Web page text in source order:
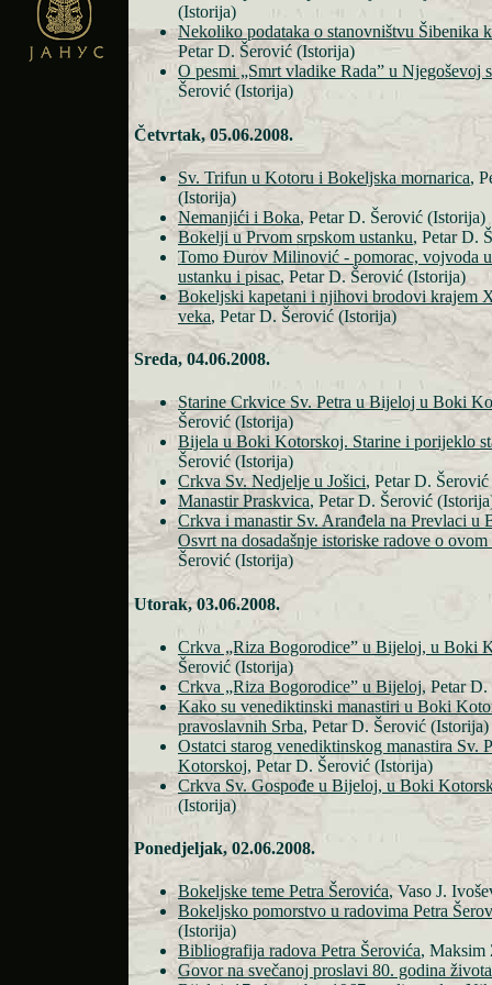
(Istorija)
Nekoliko podataka o stanovništvu Šibenika
Petar D. Šerović (Istorija)
O pesmi „Smrt vladike Rada” u Njegoševoj
Šerović (Istorija)
Četvrtak, 05.06.2008.
Sv. Trifun u Kotoru i Bokeljska mornarica,
(Istorija)
Nemanjići i Boka, Petar D. Šerović (Istorija)
Bokelji u Prvom srpskom ustanku, Petar D.
Tomo Đurov Milinović - pomorac, vojvoda
ustanku i pisac, Petar D. Šerović (Istorija)
Bokeljski kapetani i njihovi brodovi krajem
veka, Petar D. Šerović (Istorija)
Sreda, 04.06.2008.
Starine Crkvice Sv. Petra u Bijeloj u Boki
Šerović (Istorija)
Bijela u Boki Kotorskoj. Starine i porijeklo
Šerović (Istorija)
Crkva Sv. Nedjelje u Jošici, Petar D.
Manastir Praskvica, Petar D. Šerović
Crkva i manastir Sv. Aranđela na Prevlaci
Osvrt na dosadašnje istoriske radove o ovom
Šerović (Istorija)
Utorak, 03.06.2008.
Crkva „Riza Bogorodice” u Bijeloj, u Boki
Šerović (Istorija)
Crkva „Riza Bogorodice” u Bijeloj, Petar
Kako su venediktinski manastiri u Boki
pravoslavnih Srba, Petar D. Šerović (Istorija)
Ostatci starog venediktinskog manastira Sv.
Kotorskoj, Petar D. Šerović (Istorija)
Crkva Sv. Gospođe u Bijeloj, u Boki
(Istorija)
Ponedjeljak, 02.06.2008.
Bokeljske teme Petra Šerovića, Vaso J.
Bokeljsko pomorstvo u radovima Petra
(Istorija)
Bibliografija radova Petra Šerovića, Maksim
Govor na svečanoj proslavi 80. godina